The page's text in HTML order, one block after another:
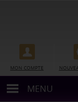
MON COMPTE
MENU